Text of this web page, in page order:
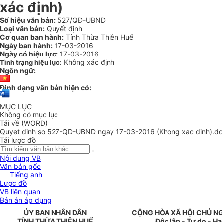
xác định)
Số hiệu văn bản: 527/QĐ-UBND
Loại văn bản: Quyết định
Cơ quan ban hành: Tỉnh Thừa Thiên Huế
Ngày ban hành: 17-03-2016
Ngày có hiệu lực: 17-03-2016
Tình trạng hiệu lực: Không xác định
Ngôn ngữ:
Định dạng văn bản hiện có:
MỤC LỤC
Không có mục lục
Tải về (WORD)
Quyet dinh so 527-QD-UBND ngay 17-03-2016 (Khong xac
Tải lược đồ
Nội dung VB
Văn bản gốc
Tiếng anh
Lược đồ
VB liên quan
Bản án áp dụng
ỦYBAN NHÂN DÂN
CỘNG HÒA XÃ HỘI CHỦ